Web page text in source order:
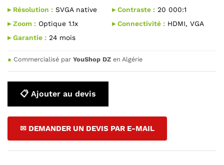
▸ Résolution : SVGA native ▸ Contraste : 20 000:1
▸ Zoom : Optique 1.1x ▸ Connectivité : HDMI, VGA
▸ Garantie : 24 mois
● Commercialisé par YouShop DZ en Algérie
📋 Ajouter au devis
✉ DEMANDER UN DEVIS PAR E-MAIL